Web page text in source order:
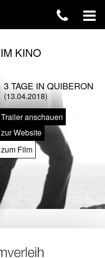
KINO
3 TAGE IN QUIBERON
(13.04.2018)
Trailer anschauen
zur Website
zum Film